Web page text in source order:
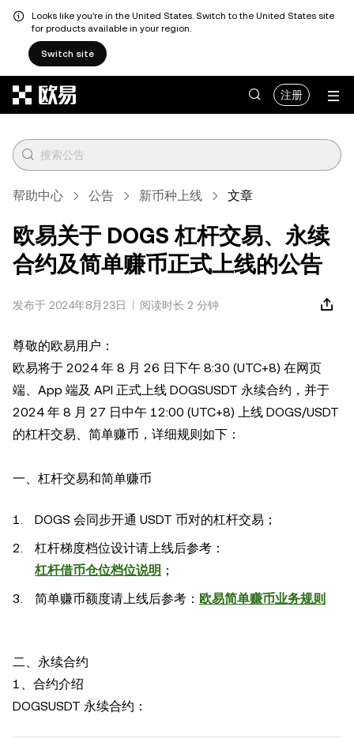
Looks like you're in the United States. Switch to the United States site
for products available in your region.
Switch site
注册
帮助中心 公告 新币种上线 文章
欧易关于 DOGS 杠杆交易、永续
合约及简单赚币正式上线的公告
发布于 2024年8月23日 阅读时长 2 分钟
尊敬的欧易用户：
欧易将于 2024 年 8 月 26 日下午 8:30 (UTC+8) 在网页
端、App 端及 API 正式上线 DOGSUSDT 永续合约，并于
2024 年 8 月 27 日中午 12:00 (UTC+8) 上线 DOGS/USDT
的杠杆交易、简单赚币，详细规则如下：
一、杠杆交易和简单赚币
DOGS 会同步开通 USDT 币对的杠杆交易；
杠杆梯度档位设计请上线后参考：
杠杆借币仓位档位说明 ；
简单赚币额度请上线后参考： 欧易简单赚币业务规则
二、永续合约
1、合约介绍
DOGSUSDT 永续合约：